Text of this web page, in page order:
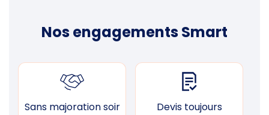
Nos engagements Smart
Sans majoration soir
Devis toujours